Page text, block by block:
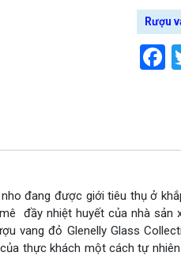
Rượu
đang được giới tiêu thụ ở
đầy nhiệt huyết của nhà sản
vang đỏ Glenelly Glass
thực khách một cách tự